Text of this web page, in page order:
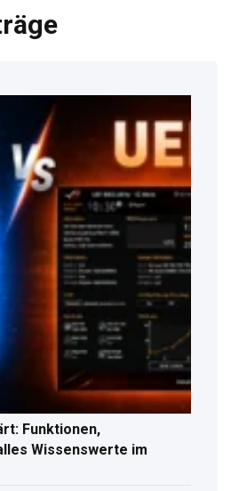
Funktionen,
Wissenswerte im